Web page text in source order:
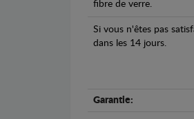
fibre de verre.
Si vous n'êtes pas
dans les 14 jours.
Garantie: